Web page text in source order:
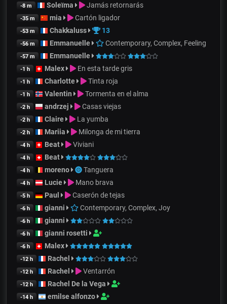
-8 m Soleïma Jamás retornarás
-35 m mia Cartón ligador
-53 m Chakkaluss 13
-56 m Emmanuelle Contemporary, Complex, Feeling
-57 m Emmanuelle
-1 h Malex En esta tarde gris
-1 h Charlotte Tinta roja
-1 h Valentin Tormenta en el alma
-2 h andrzej Casas viejas
-2 h Claire La yumba
-2 h Mariia Milonga de mi tierra
-4 h Beat Viviani
-4 h Beat
-4 h moreno Tanguera
-4 h Lucie Mano brava
-5 h Paul Caserón de tejas
-6 h gianni Contemporary, Complex, Joy
-6 h gianni
-6 h gianni rosetti
-6 h Malex
-12 h Rachel
-12 h Rachel Ventarrón
-12 h Rachel De la Vega
-14 h emilse alfonzo